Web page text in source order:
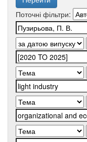
Поточні фільтри: